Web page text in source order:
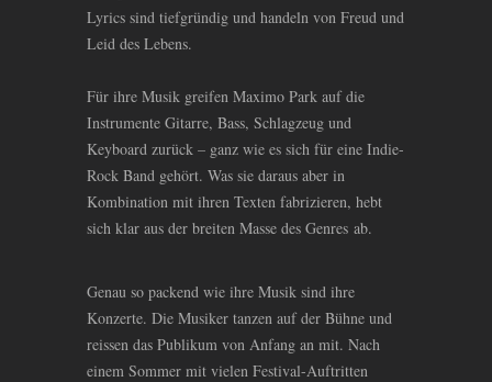
Lyrics sind tiefgründig und handeln von Freud und
Leid des Lebens.
Für ihre Musik greifen Maximo Park auf die
Instrumente Gitarre, Bass, Schlagzeug und
Keyboard zurück – ganz wie es sich für eine Indie-
Rock Band gehört. Was sie daraus aber in
Kombination mit ihren Texten fabrizieren, hebt
sich klar aus der breiten Masse des Genres ab.
Genau so packend wie ihre Musik sind ihre
Konzerte. Die Musiker tanzen auf der Bühne und
reissen das Publikum von Anfang an mit. Nach
einem Sommer mit vielen Festival-Auftritten